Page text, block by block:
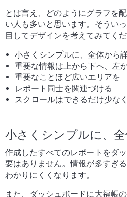
とは言え、どのようにグラフを
い人も多いと思います。そうい
目してデザインを考えてみてくだ
小さくシンプルに、全体から
重要な情報は上から下へ、左
重要なことほど広いエリアを
レポート同士を関連づける
スクロールはできるだけ少な
小さくシンプルに、
作成したすべてのレポートをダ
要はありません。情報が多すぎ
わかりにくくなります。
また、ダッシュボードに大福帳